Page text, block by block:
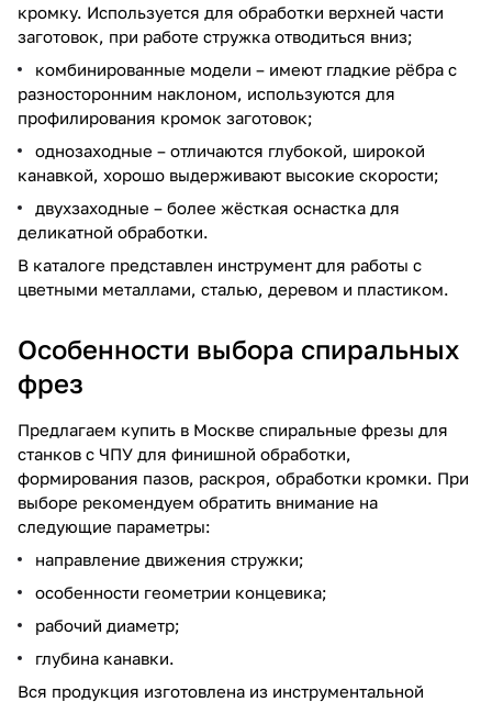
кромку. Используется для обработки верхней части
заготовок, при работе стружка отводиться вниз;
комбинированные модели – имеют гладкие рёбра с
разносторонним наклоном, используются для
профилирования кромок заготовок;
однозаходные – отличаются глубокой, широкой
канавкой, хорошо выдерживают высокие скорости;
двухзаходные – более жёсткая оснастка для
деликатной обработки.
В каталоге представлен инструмент для работы с
цветными металлами, сталью, деревом и пластиком.
Особенности выбора спиральных
фрез
Предлагаем купить в Москве спиральные фрезы для
станков с ЧПУ для финишной обработки,
формирования пазов, раскроя, обработки кромки. При
выборе рекомендуем обратить внимание на
следующие параметры:
направление движения стружки;
особенности геометрии концевика;
рабочий диаметр;
глубина канавки.
Вся продукция изготовлена из инструментальной